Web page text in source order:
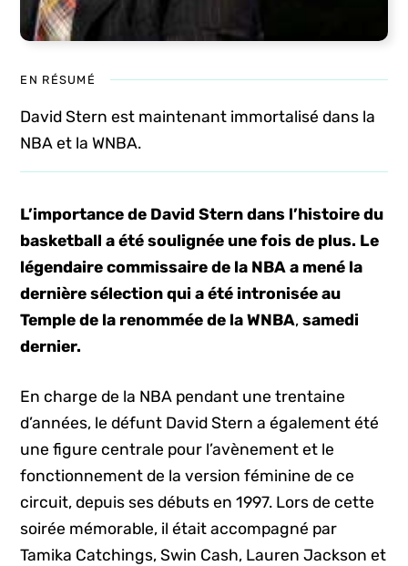
EN RÉSUMÉ
David Stern est maintenant immortalisé dans la
NBA et la WNBA.
L’importance de David Stern dans l’histoire du
basketball a été soulignée une fois de plus. Le
légendaire commissaire de la NBA a mené la
dernière sélection qui a été intronisée au
Temple de la renommée de la WNBA,samedi
dernier.
En charge de la NBA pendant une trentaine
d’années, le défunt David Stern a également été
une figure centrale pour l’avènement et le
fonctionnement de la version féminine de ce
circuit, depuis ses débuts en 1997. Lors de cette
soirée mémorable, il était accompagné par
Tamika Catchings, Swin Cash, Lauren Jackson et